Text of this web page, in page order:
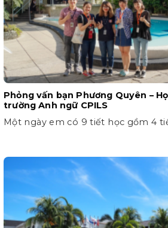
Phỏng vấn bạn Phương Quyên –
trường Anh ngữ CPILS
Một ngày em có 9 tiết học gồm 4